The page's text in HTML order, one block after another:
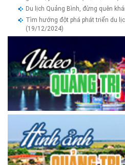
Du lịch Quảng Bình, đừng quên
Tìm hướng đột phá phát triển du
(19/12/2024)